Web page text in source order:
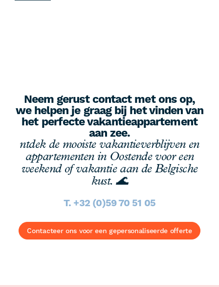
Neem gerust contact met ons op,
we helpen je graag bij het vinden van
het perfecte vakantieappartement
aan zee.
ntdek de mooiste vakantieverblijven en
appartementen in Oostende voor een
weekend of vakantie aan de Belgische
kust. 🌊
T. +32 (0)59 70 51 05
Contacteer ons voor een gepersonaliseerde offerte